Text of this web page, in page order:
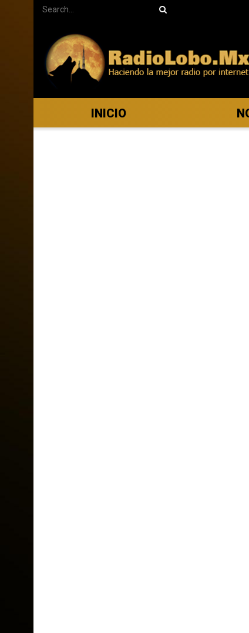
INICIO